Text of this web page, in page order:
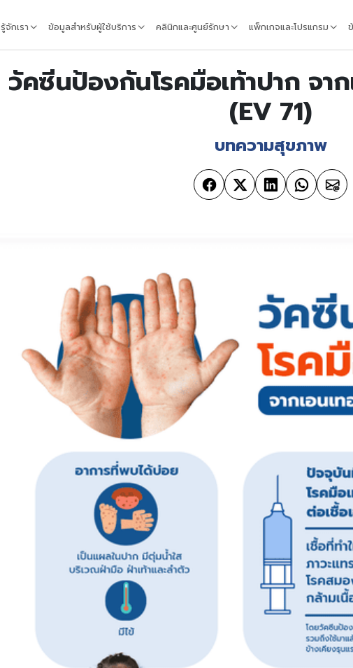
รู้จักเรา ข้อมูลสำหรับผู้ใช้บริการ คลินิกและศูนย์รักษา แพ็กเกจและโปรแกรม
วัคซีนป้องกันโรคมือเท้าปาก จาก
(EV 71)
บทความสุขภาพ